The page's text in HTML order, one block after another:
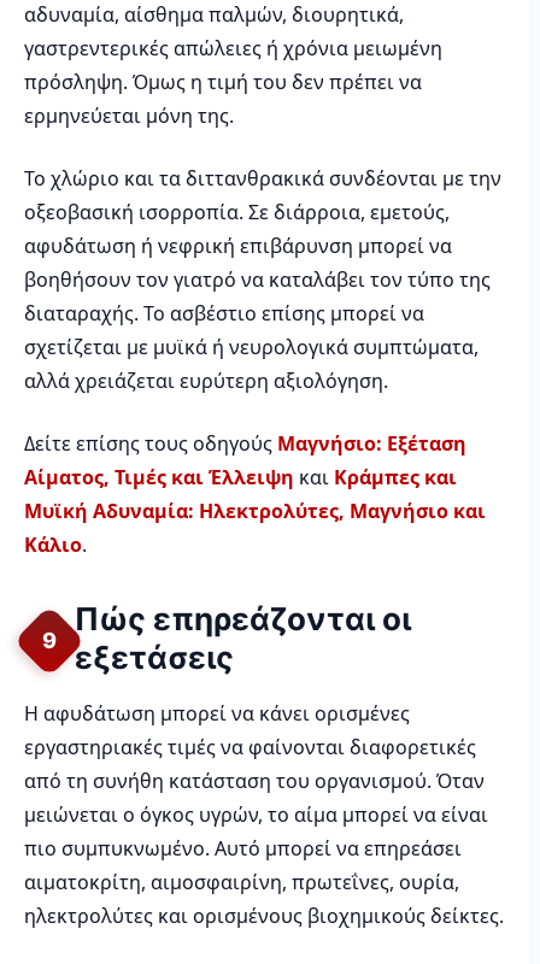
αδυναμία, αίσθημα παλμών, διουρητικά,
γαστρεντερικές απώλειες ή χρόνια μειωμένη
πρόσληψη. Όμως η τιμή του δεν πρέπει να
ερμηνεύεται μόνη της.
Το χλώριο και τα διττανθρακικά συνδέονται με την
οξεοβασική ισορροπία. Σε διάρροια, εμετούς,
αφυδάτωση ή νεφρική επιβάρυνση μπορεί να
βοηθήσουν τον γιατρό να καταλάβει τον τύπο της
διαταραχής. Το ασβέστιο επίσης μπορεί να
σχετίζεται με μυϊκά ή νευρολογικά συμπτώματα,
αλλά χρειάζεται ευρύτερη αξιολόγηση.
Δείτε επίσης τους οδηγούς Μαγνήσιο: Εξέταση
Αίματος, Τιμές και Έλλειψη και Κράμπες και
Μυϊκή Αδυναμία: Ηλεκτρολύτες, Μαγνήσιο και
Κάλιο.
9
Πώς επηρεάζονται οι
εξετάσεις
Η αφυδάτωση μπορεί να κάνει ορισμένες
εργαστηριακές τιμές να φαίνονται διαφορετικές
από τη συνήθη κατάσταση του οργανισμού. Όταν
μειώνεται ο όγκος υγρών, το αίμα μπορεί να είναι
πιο συμπυκνωμένο. Αυτό μπορεί να επηρεάσει
αιματοκρίτη, αιμοσφαιρίνη, πρωτεΐνες, ουρία,
ηλεκτρολύτες και ορισμένους βιοχημικούς δείκτες.